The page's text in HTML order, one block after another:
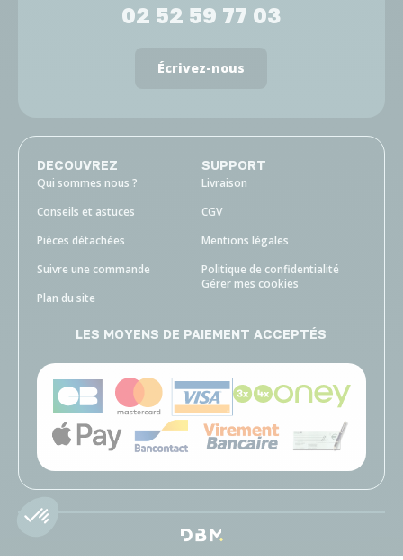
02 52 59 77 03
Écrivez-nous
DECOUVREZ
Qui sommes nous ?
Conseils et astuces
Pièces détachées
Suivre une commande
Plan du site
SUPPORT
Livraison
CGV
Mentions légales
Politique de confidentialité
Gérer mes cookies
LES MOYENS DE PAIEMENT ACCEPTÉS